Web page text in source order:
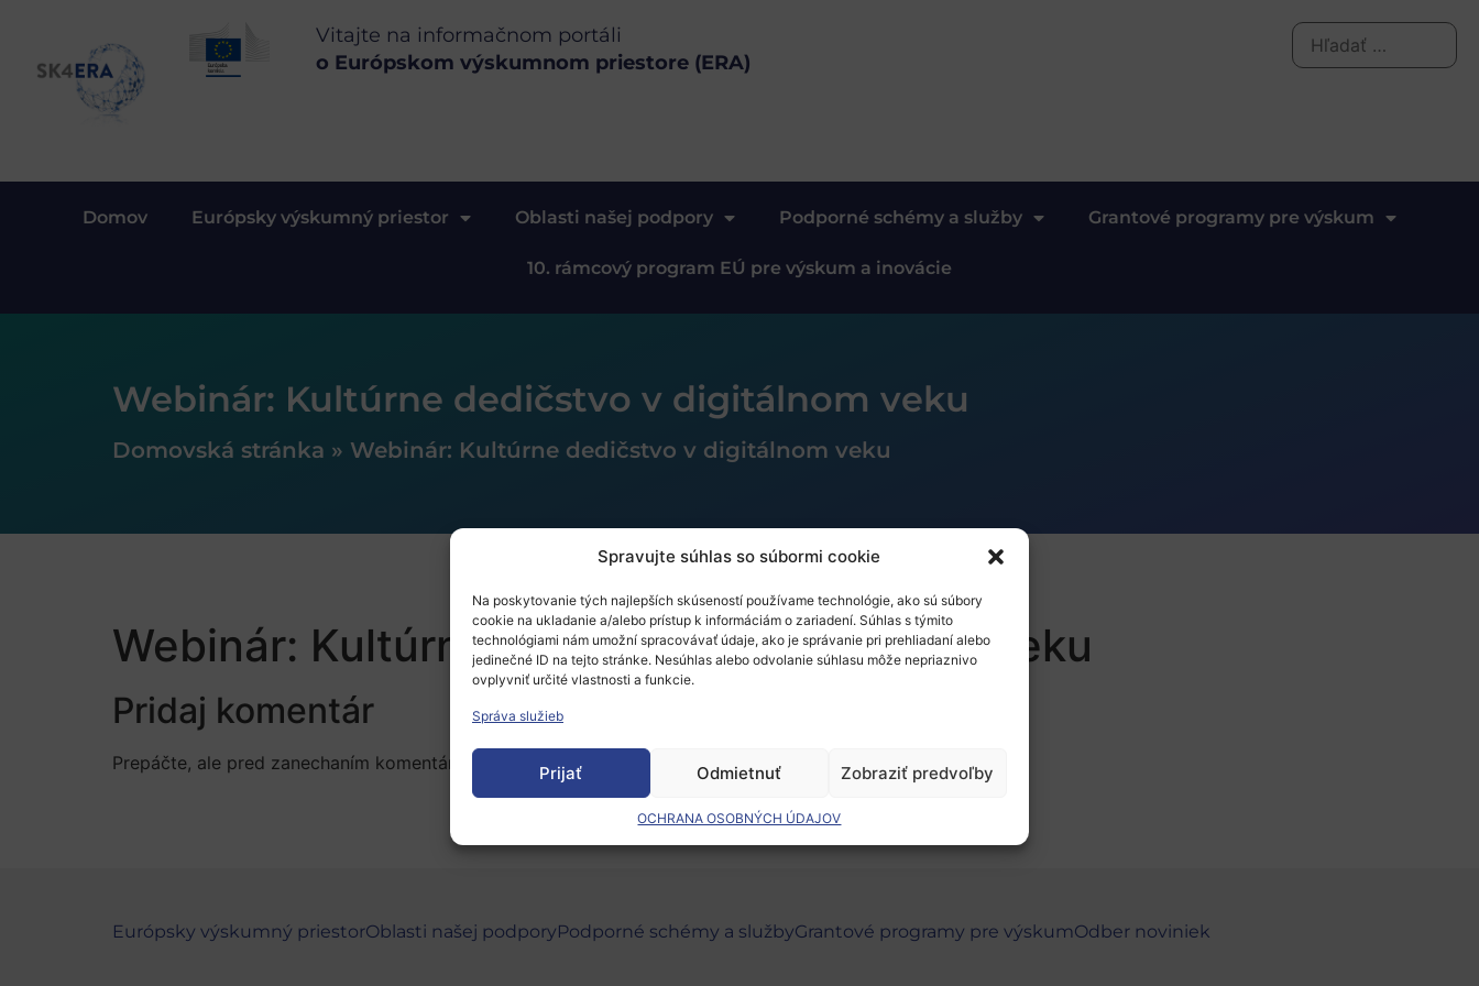
Spravujte súhlas so súbormi cookie
Na poskytovanie tých najlepších skúseností používame technológie, ako sú súbory
cookie na ukladanie a/alebo prístup k informáciám o zariadení. Súhlas s týmito
technológiami nám umožní spracovávať údaje, ako je správanie pri prehliadaní alebo
jedinečné ID na tejto stránke. Nesúhlas alebo odvolanie súhlasu môže nepriaznivo
ovplyvniť určité vlastnosti a funkcie.
Správa služieb
Prijať Odmietnuť Zobraziť predvoľby
OCHRANA OSOBNÝCH ÚDAJOV
Vitajte na informačnom portáli
o Európskom výskumnom priestore (ERA)
Domov Európsky výskumný priestor Oblasti našej podpory Podporné schémy a služby Grantové programy pre výskum
10. rámcový program EÚ pre výskum a inovácie
Webinár: Kultúrne dedičstvo v digitálnom veku
Domovská stránka » Webinár: Kultúrne dedičstvo v digitálnom veku
Webinár: Kultúrne dedičstvo v digitálnom veku
Pridaj komentár
Prepáčte, ale pred zanechaním komentára sa musíte prihlásiť
Európsky výskumný priestorOblasti našej podporyPodporné schémy a službyGrantové programy pre výskumOdber noviniek